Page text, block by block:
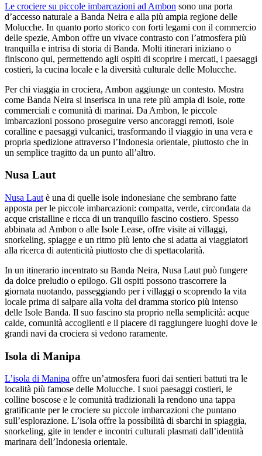
Le crociere su piccole imbarcazioni ad Ambon sono una porta
d’accesso naturale a Banda Neira e alla più ampia regione delle
Molucche. In quanto porto storico con forti legami con il commercio
delle spezie, Ambon offre un vivace contrasto con l’atmosfera più
tranquilla e intrisa di storia di Banda. Molti itinerari iniziano o
finiscono qui, permettendo agli ospiti di scoprire i mercati, i paesaggi
costieri, la cucina locale e la diversità culturale delle Molucche.
Per chi viaggia in crociera, Ambon aggiunge un contesto. Mostra
come Banda Neira si inserisca in una rete più ampia di isole, rotte
commerciali e comunità di marinai. Da Ambon, le piccole
imbarcazioni possono proseguire verso ancoraggi remoti, isole
coralline e paesaggi vulcanici, trasformando il viaggio in una vera e
propria spedizione attraverso l’Indonesia orientale, piuttosto che in
un semplice tragitto da un punto all’altro.
Nusa Laut
Nusa Laut è una di quelle isole indonesiane che sembrano fatte
apposta per le piccole imbarcazioni: compatta, verde, circondata da
acque cristalline e ricca di un tranquillo fascino costiero. Spesso
abbinata ad Ambon o alle Isole Lease, offre visite ai villaggi,
snorkeling, spiagge e un ritmo più lento che si adatta ai viaggiatori
alla ricerca di autenticità piuttosto che di spettacolarità.
In un itinerario incentrato su Banda Neira, Nusa Laut può fungere
da dolce preludio o epilogo. Gli ospiti possono trascorrere la
giornata nuotando, passeggiando per i villaggi o scoprendo la vita
locale prima di salpare alla volta del dramma storico più intenso
delle Isole Banda. Il suo fascino sta proprio nella semplicità: acque
calde, comunità accoglienti e il piacere di raggiungere luoghi dove le
grandi navi da crociera si vedono raramente.
Isola di Manipa
L’isola di Manipa offre un’atmosfera fuori dai sentieri battuti tra le
località più famose delle Molucche. I suoi paesaggi costieri, le
colline boscose e le comunità tradizionali la rendono una tappa
gratificante per le crociere su piccole imbarcazioni che puntano
sull’esplorazione. L’isola offre la possibilità di sbarchi in spiaggia,
snorkeling, gite in tender e incontri culturali plasmati dall’identità
marinara dell’Indonesia orientale.